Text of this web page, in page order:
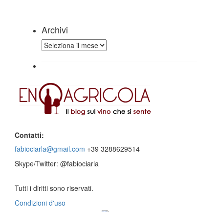
Archivi
Archivi
Contatti:
fabiociarla@gmail.com +39 3288629514
Skype/Twitter: @fabiociarla
Tutti i diritti sono riservati.
Condizioni d'uso